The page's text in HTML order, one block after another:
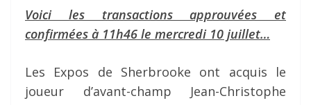
Voici les transactions approuvées et
confirmées à 11h46 le mercredi 10 juillet…
Les Expos de Sherbrooke ont acquis le
joueur d’avant-champ Jean-Christophe